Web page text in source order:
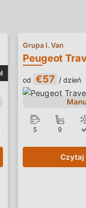
Grupa I. Van
od €57 / dzień
5 9
Czytaj